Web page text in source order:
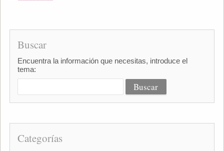
Buscar
Encuentra la información que necesitas, introduce el
tema:
Categorías